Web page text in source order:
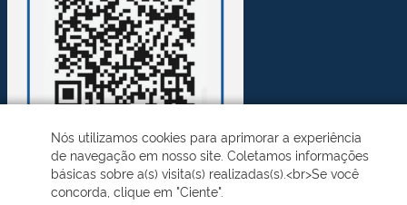
Desenvolvido pelo STI - Universidade Federal do Piauí
Nós utilizamos cookies para aprimorar a experiência
de navegação em nosso site. Coletamos informações
básicas sobre a(s) visita(s) realizadas(s).<br>Se você
concorda, clique em "Ciente".